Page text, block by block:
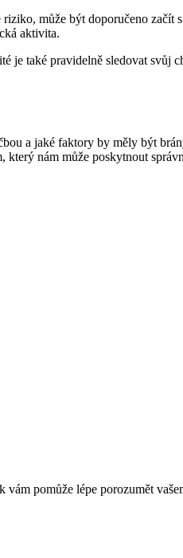
může být doporučeno začít
aktivita.
je také pravidelně sledovat svůj
a jaké faktory by měly být
nám může poskytnout
pomůže lépe porozumět